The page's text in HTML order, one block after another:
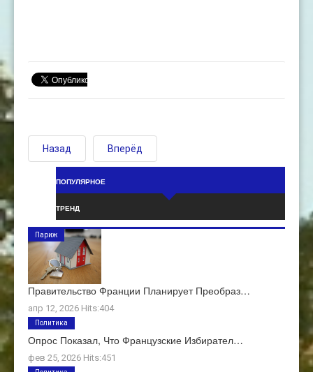
Назад Вперёд
ПОПУЛЯРНОЕ
ТРЕНД
Правительство Франции Планирует Преобраз…
апр 12, 2026 Hits:404
Париж
Опрос Показал, Что Французские Избирател…
фев 25, 2026 Hits:451
Политика